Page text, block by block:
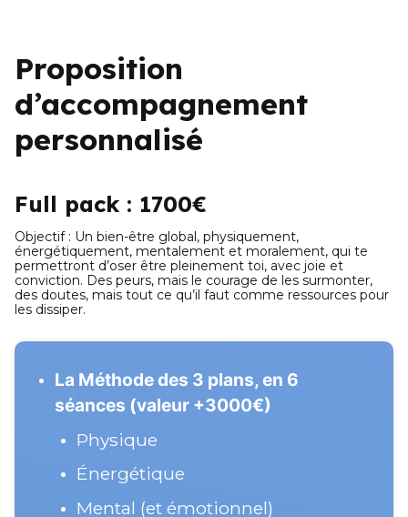
Proposition
d’accompagnement
personnalisé
Full pack : 1700€
Objectif : Un bien-être global, physiquement,
énergétiquement, mentalement et moralement, qui te
permettront d’oser être pleinement toi, avec joie et
conviction. Des peurs, mais le courage de les surmonter,
des doutes, mais tout ce qu’il faut comme ressources pour
les dissiper.
La Méthode des 3 plans, en 6
séances (valeur +3000€)
Physique
Énergétique
Mental (et émotionnel)